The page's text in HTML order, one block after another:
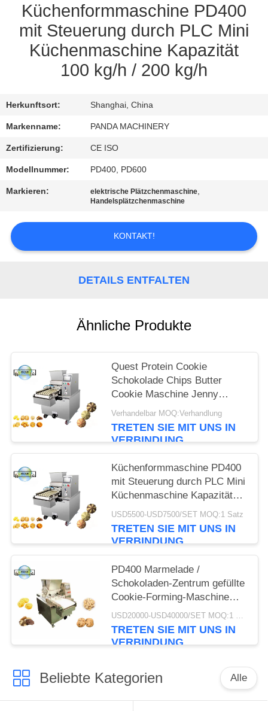
VERBINDUNG
NACHRICHTEN
FORDERN
SIE
EIN
ZITAT
SITEMAP
PRIVACY
POLICY
Küchenformmaschine PD400
mit Steuerung durch PLC Mini
Küchenmaschine Kapazität
100 kg/h / 200 kg/h
Herkunftsort: Shanghai, China
Markenname: PANDA MACHINERY
Zertifizierung: CE ISO
Modellnummer: PD400, PD600
Markieren: elektrische Plätzchenmaschine,
Handelsplätzchenmaschine
KONTAKT!
DETAILS ENTFALTEN
Ähnliche Produkte
Quest Protein Cookie
Schokolade Chips Butter
Cookie Maschine Jenny
Cookie Machiner 0,75KW
Servomotor Halbautomatisch
Verhandelbar MOQ:Verhandlung
TRETEN SIE MIT UNS IN
VERBINDUNG
Küchenformmaschine PD400
mit Steuerung durch PLC Mini
Küchenmaschine Kapazität
100 kg/h / 200 kg/h
USD5500-USD7500/SET MOQ:1 Satz
TRETEN SIE MIT UNS IN
VERBINDUNG
PD400 Marmelade /
Schokoladen-Zentrum gefüllte
Cookie-Forming-Maschine
Produktionslinie Jenny
Cookie-Verarbeitung
Maschinen
USD20000-USD40000/SET MOQ:1 Satz
TRETEN SIE MIT UNS IN
VERBINDUNG
Beliebte Kategorien Alle